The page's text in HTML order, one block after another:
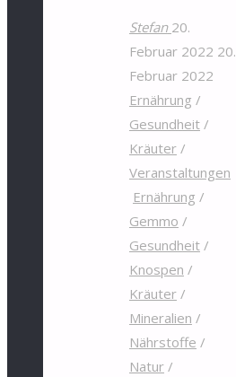
Stefan 20.
Februar 2022 20.
Februar 2022
Ernährung /
Gesundheit/
Kräuter/
Veranstaltungen
Ernährung /
Gemmo /
Gesundheit/
Knospen /
Kräuter/
Mineralien /
Nährstoffe /
Natur/